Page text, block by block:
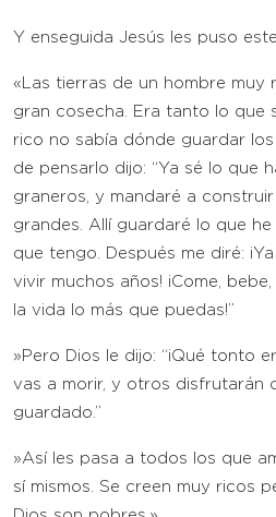
Y enseguida Jesús les puso
«Las tierras de un hombre muy
gran cosecha. Era tanto lo que
rico no sabía dónde guardar
de pensarlo dijo: “Ya sé lo que
graneros, y mandaré a
grandes. Allí guardaré lo que
que tengo. Después me diré:
vivir muchos años! ¡Come,
la vida lo más que puedas!”
»Pero Dios le dijo: “¡Qué tonto
vas a morir, y otros disfrutarán
guardado.”
»Así les pasa a todos los que
sí mismos. Se creen muy ricos